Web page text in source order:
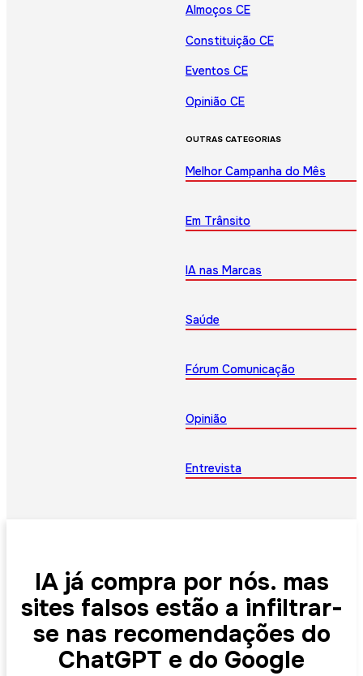
Almoços CE
Constituição CE
Eventos CE
Opinião CE
OUTRAS CATEGORIAS
Melhor Campanha do Mês
Em Trânsito
IA nas Marcas
Saúde
Fórum Comunicação
Opinião
Entrevista
IA já compra por nós. mas
sites falsos estão a infiltrar-
se nas recomendações do
ChatGPT e do Google